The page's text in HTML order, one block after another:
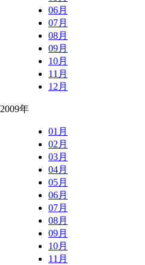
06月
07月
08月
09月
10月
11月
12月
2009年
01月
02月
03月
04月
05月
06月
07月
08月
09月
10月
11月